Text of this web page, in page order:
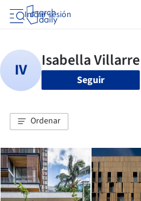
Iniciar sesión
Seguir
Ordenar